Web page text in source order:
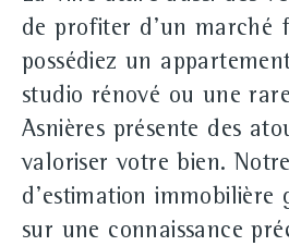
de profiter d'un marché
possédiez un
studio rénové ou une
Asnières présente des
valoriser votre bien.
d'estimation immobilière
sur une connaissance